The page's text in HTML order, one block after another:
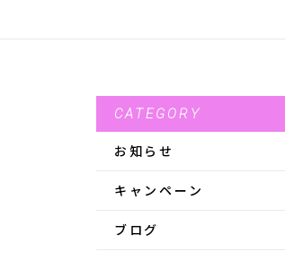
CATEGORY
お知らせ
キャンペーン
ブログ